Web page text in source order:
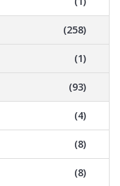
(258)
(1)
(93)
(4)
(8)
(8)